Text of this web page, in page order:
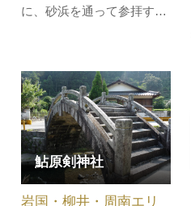
に、砂浜を通って参拝する
ル』と呼ばれています。こ
の小浜海岸は、皇居の壁画
東山魁夷「朝明けの潮」の
波のヒントにもなったとい
われており、荒波の風景も
別の魅力ある風景となって
います。
鮎原剣神社
岩国・柳井・周南エリ